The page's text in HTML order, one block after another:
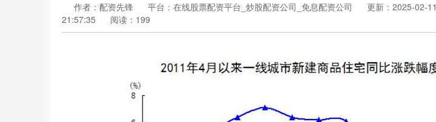
作者：配资先锋 平台：在线股票配资平台_炒股配资公司_免息配资公司
更新：2025-02-11
21:57:35
阅读：199